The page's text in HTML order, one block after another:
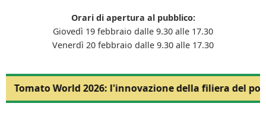
Orari di apertura al pubblico:
Giovedì 19 febbraio dalle 9.30 alle 17.30
Venerdì 20 febbraio dalle 9.30 alle 17.30
Tomato World 2026: l'innovazione della filiera del